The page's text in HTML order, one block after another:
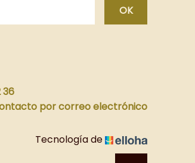
OK
36
por correo electrónico
Tecnología de